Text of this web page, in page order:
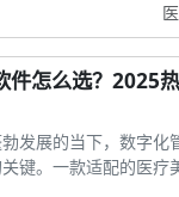
件怎么选？2025
发展的当下，数字化
键。一款适配的医疗